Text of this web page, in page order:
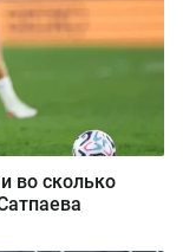
во сколько